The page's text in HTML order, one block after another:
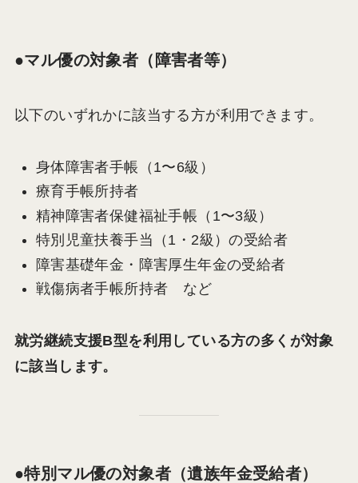
●マル優の対象者（障害者等）
以下のいずれかに該当する方が利用できます。
身体障害者手帳（1〜6級）
療育手帳所持者
精神障害者保健福祉手帳（1〜3級）
特別児童扶養手当（1・2級）の受給者
障害基礎年金・障害厚生年金の受給者
戦傷病者手帳所持者 など
就労継続支援B型を利用している方の多くが対象
に該当します。
●特別マル優の対象者（遺族年金受給者）